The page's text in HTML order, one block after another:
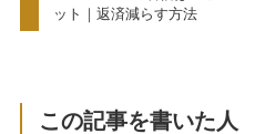
ット｜返済減らす方法
この記事を書いた人